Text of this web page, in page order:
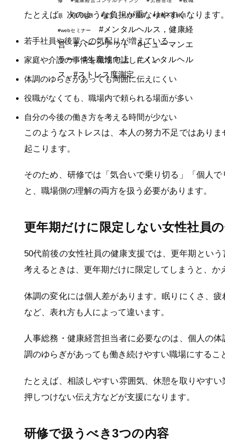
たとえば、次のような負担が重なりやすくなります
若手社員や後輩への気配りが増えている
家庭や介護の事情を職場で話しにくい
体調のゆらぎがあっても周囲に伝えにくい
役職がなくても、職場内で頼られる場面が多い
自分の今後の働き方を考える時間が少ない
このようなストレスは、本人の努力不足ではあり
起こります。
そのため、研修では「気合いで乗り切る」「個人
と、職場側の理解の両方を扱う必要があります。
更年期だけに限定しない女性社員
50代前後の女性社員の健康支援では、更年期とい
考えるときは、更年期だけに限定してしまうと、
体調の変化には個人差があります。眠りにくさ、
など、表れ方も人によって違います。
人事総務・健康経営担当者に必要なのは、個人の
調のゆらぎがあっても働き続けやすい職場にするこ
たとえば、相談しやすい雰囲気、休憩を取りやす
押しつけない伝え方などが支援になります。
研修で扱うべき3つの内容
員 #在宅勤務 #疲労 #人材育成 #運動不足解消
#webセミナー
#メンタルヘルス，健康経
営
#バーンアウト
#ヒューマンエ
ラー
#生産性向上
#メンタルヘル
ス
#ストレス度測定